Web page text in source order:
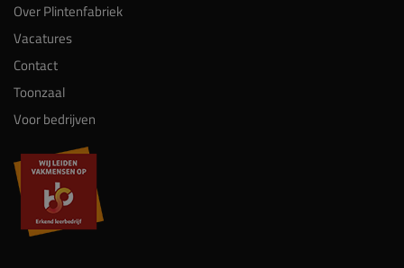
Over Plintenfabriek
Vacatures
Contact
Toonzaal
Voor bedrijven